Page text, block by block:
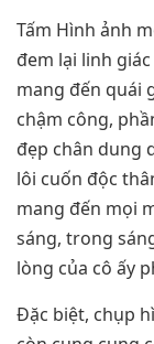
Tấm Hình ảnh
đem lại linh
mang đến quái
chậm công,
đẹp chân dung
lôi cuốn độc
mang đến mọi
sáng, trong
lòng của cô ấy
Đặc biệt, chụp